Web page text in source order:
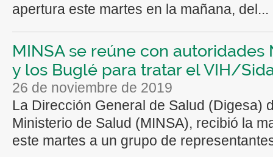
apertura este martes en la mañana, del...
MINSA se reúne con autoridades
y los Buglé para tratar el VIH/
26 de noviembre de 2019
La Dirección General de Salud (Digesa)
Ministerio de Salud (MINSA), recibió la
este martes a un grupo de